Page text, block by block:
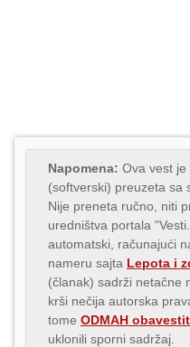
Napomena: Ova vest je
(softverski) preuzeta sa
Nije preneta ručno, niti
uredništva portala
automatski, računajući
nameru sajta Lepota i
(članak) sadrži netačne
krši nečija autorska
tome ODMAH
uklonili sporni sadržaj.